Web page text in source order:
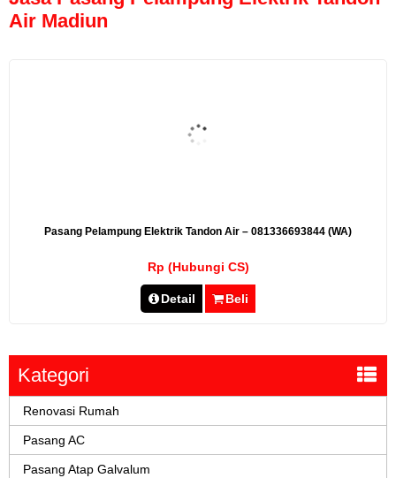
Air Madiun
Pasang Pelampung Elektrik Tandon Air – 081336693844 (WA)
Rp (Hubungi CS)
Detail Beli
Kategori
Renovasi Rumah
Pasang AC
Pasang Atap Galvalum